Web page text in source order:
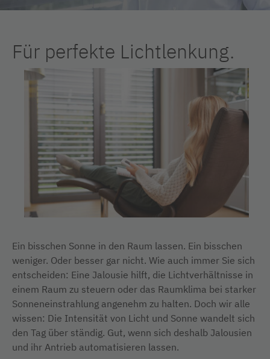
Für perfekte Lichtlenkung.
Ein bisschen Sonne in den Raum lassen. Ein bisschen
weniger. Oder besser gar nicht. Wie auch immer Sie sich
entscheiden: Eine Jalousie hilft, die Lichtverhältnisse in
einem Raum zu steuern oder das Raumklima bei starker
Sonneneinstrahlung angenehm zu halten. Doch wir alle
wissen: Die Intensität von Licht und Sonne wandelt sich
den Tag über ständig. Gut, wenn sich deshalb Jalousien
und ihr Antrieb automatisieren lassen.